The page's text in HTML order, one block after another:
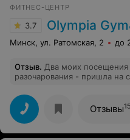
ФИТНЕС-ЦЕНТР
3.7 Olympia
Минск, ул. Ратомская, 2 до
Отзыв. Два моих посещения
разочарования - пришла на
йога - борьба на заднем
(Об занятия по борьбе нас
стена с дверью) - запах
большим удивлением для такого
которые стали знакомится,
Отзывы15